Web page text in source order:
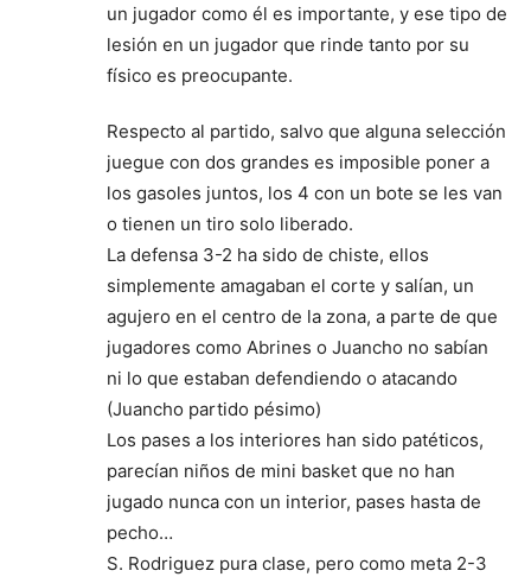
un jugador como él es importante, y ese tipo de
lesión en un jugador que rinde tanto por su
físico es preocupante.
Respecto al partido, salvo que alguna selección
juegue con dos grandes es imposible poner a
los gasoles juntos, los 4 con un bote se les van
o tienen un tiro solo liberado.
La defensa 3-2 ha sido de chiste, ellos
simplemente amagaban el corte y salían, un
agujero en el centro de la zona, a parte de que
jugadores como Abrines o Juancho no sabían
ni lo que estaban defendiendo o atacando
(Juancho partido pésimo)
Los pases a los interiores han sido patéticos,
parecían niños de mini basket que no han
jugado nunca con un interior, pases hasta de
pecho…
S. Rodriguez pura clase, pero como meta 2-3